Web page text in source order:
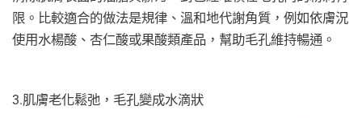
限。比較適合的做法是規律、溫和地代謝角質，例如依膚況
使用水楊酸、杏仁酸或果酸類產品，幫助毛孔維持暢通。
3.肌膚老化鬆弛，毛孔變成水滴狀